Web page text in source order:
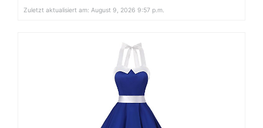
Zuletzt aktualisiert am: August 9, 2026 9:57 p.m.